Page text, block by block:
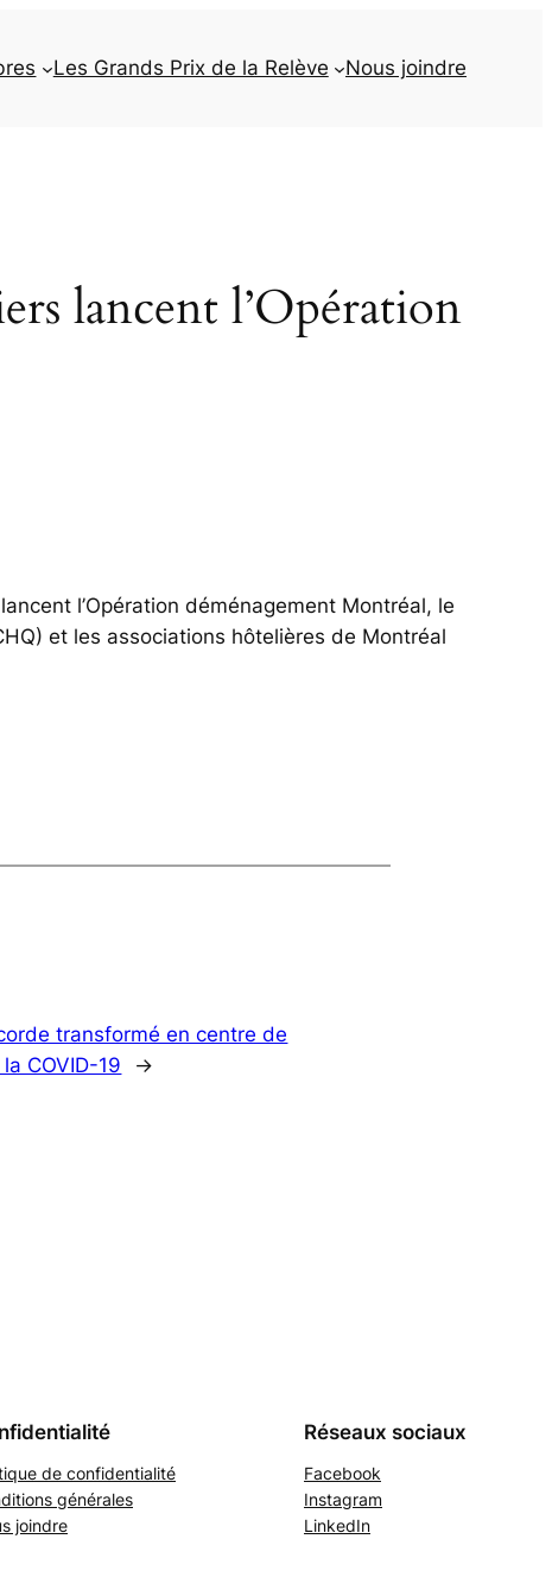
Les Grands Prix de la Relève Nous joindre
lancent l’Opération
l’Opération déménagement Montréal, le
et les associations hôtelières de Montréal
transformé en centre de
COVID-19
→
de confidentialité
générales
joindre
Réseaux sociaux
Facebook
Instagram
LinkedIn